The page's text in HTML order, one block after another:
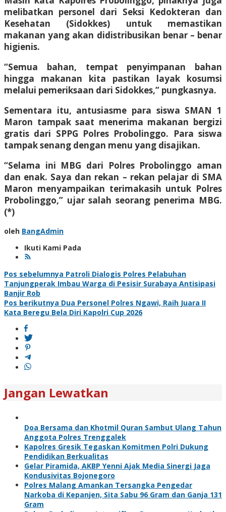
melibatkan personel dari Seksi Kedokteran dan
Kesehatan (Sidokkes) untuk memastikan
makanan yang akan didistribusikan benar – benar
higienis.
“Semua bahan, tempat penyimpanan bahan
hingga makanan kita pastikan layak kosumsi
melalui pemeriksaan dari Sidokkes,” pungkasnya.
Sementara itu, antusiasme para siswa SMAN 1
Maron tampak saat menerima makanan bergizi
gratis dari SPPG Polres Probolinggo. Para siswa
tampak senang dengan menu yang disajikan.
“Selama ini MBG dari Polres Probolinggo aman
dan enak. Saya dan rekan – rekan pelajar di SMA
Maron menyampaikan terimakasih untuk Polres
Probolinggo,” ujar salah seorang penerima MBG.
(*)
oleh BangAdmin
Ikuti Kami Pada
Navigasi
pos
Pos sebelumnya Patroli Dialogis Polres Pelabuhan
Tanjungperak Imbau Warga di Pesisir Surabaya Antisipasi
Banjir Rob
Pos berikutnya Dua Personel Polres Ngawi, Raih Juara II
Kata Beregu Bela Diri Kapolri Cup 2026
Jangan Lewatkan
Doa Bersama dan Khotmil Quran Sambut Ulang Tahun
Anggota Polres Trenggalek
Kapolres Gresik Tegaskan Komitmen Polri Dukung
Pendidikan Berkualitas
Gelar Piramida, AKBP Yenni Ajak Media Sinergi Jaga
Kondusivitas Bojonegoro
Polres Malang Amankan Tersangka Pengedar
Narkoba di Kepanjen, Sita Sabu 96 Gram dan Ganja 131
Gram